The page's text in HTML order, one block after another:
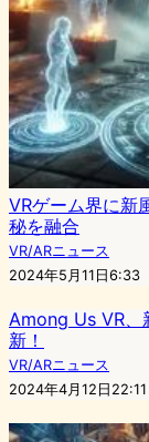
VRゲーム界に新
秘を融合
VR/ARニュース
2024年5月11日6:33
Among Us VR、
新！
VR/ARニュース
2024年4月12日22:11